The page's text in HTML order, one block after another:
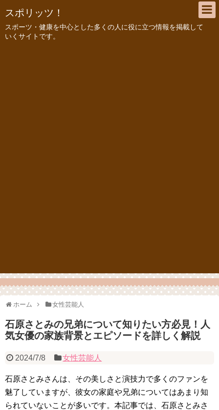
スポリッツ！
スポーツ・健康を中心とした多くの人に役に立つ情報を掲載して
いくサイトです。
ホーム 女性芸能人
石原さとみの兄弟について知りたい方必見！人
気女優の家族背景とエピソードを詳しく解説
2024/7/8 女性芸能人
石原さとみさんは、その美しさと演技力で多くのファンを
魅了していますが、彼女の家庭や兄弟についてはあまり知
られていないことが多いです。本記事では、石原さとみさ